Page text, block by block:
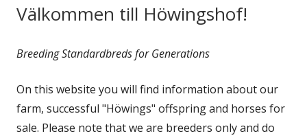
Välkommen till Höwingshof!
Breeding Standardbreds for Generations
On this website you will find information about our
farm, successful "Höwings" offspring and horses for
sale. Please note that we are breeders only and do